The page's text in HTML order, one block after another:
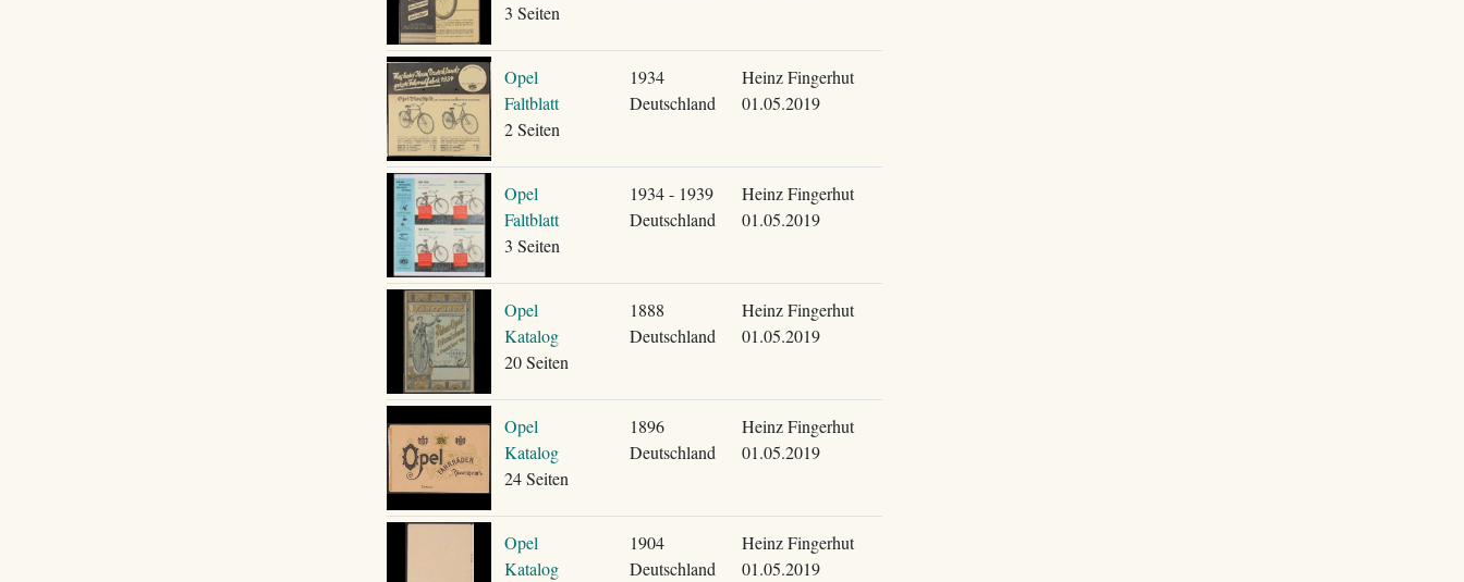
3 Seiten
Opel
Faltblatt
2 Seiten
1934
Deutschland
Heinz Fingerhut
01.05.2019
Opel
Faltblatt
3 Seiten
1934 - 1939
Deutschland
Heinz Fingerhut
01.05.2019
Opel
Katalog
20 Seiten
1888
Deutschland
Heinz Fingerhut
01.05.2019
Opel
Katalog
24 Seiten
1896
Deutschland
Heinz Fingerhut
01.05.2019
Opel
Katalog
1904
Deutschland
Heinz Fingerhut
01.05.2019